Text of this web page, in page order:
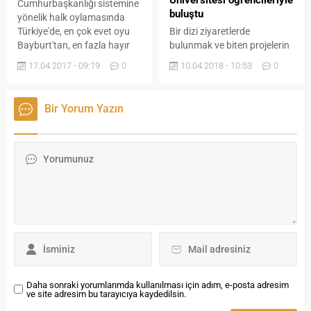
Kasım Çeker, Muhtarlık İşleri
Müdürü Fuat Güzen, İmar...
Cumhurbaşkanlığı sistemine
yönelik halk oylamasında
Türkiye'de, en çok evet oyu
Bayburt'tan, en fazla hayır
17.04.2017 - 09:19 0
buluştu
Bir dizi ziyaretlerde
bulunmak ve biten projelerin
Bayburt’a gelen Maliye
açık...
10.04.2018 - 10:53 0
Bir Yorum Yazın
Daha sonraki yorumlarımda kullanılması için adım, e-posta adresim
ve site adresim bu tarayıcıya kaydedilsin.